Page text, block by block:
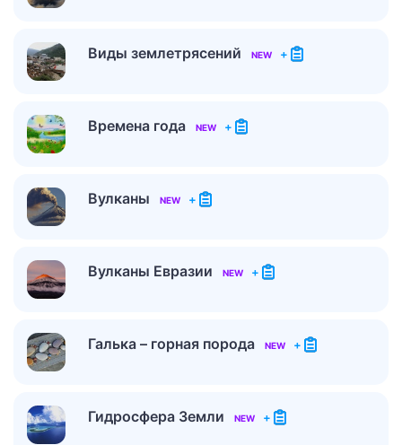
Виды землетрясений NEW +
Времена года NEW +
Вулканы NEW +
Вулканы Евразии NEW +
Галька – горная порода NEW +
Гидросфера Земли NEW +